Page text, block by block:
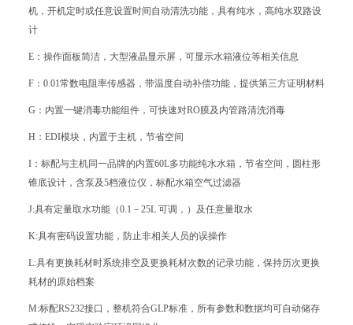
机，开机定时或任意设置时间自动清洗功能，具有纯水，高纯水双路设
计
E：操作面板简洁，大型液晶显示屏，可显示水箱液位等相关信息
F：0.01常数电阻率传感器，带温度自动补偿功能，提供第三方证明材料
G：内置一键消毒功能组件，可快速对RO膜及内管路清洗消毒
H：EDI模块，内置于主机，节省空间
I：标配与主机同一品牌的内置60L多功能纯水水箱，节省空间，圆柱形
锥底设计，含泵及5档液位仪，标配水箱空气过滤器
J:具有定量取水功能（0.1－25L 可调，）及任意量取水
K:具有密码设置功能，防止非相关人员的误操作
L:具有更换耗材时系统排空及更换耗材次数的记录功能，保持历次更换
耗材的原始档案
M:标配RS232接口，整机符合GLP标准，所有参数和数据均可自动储存